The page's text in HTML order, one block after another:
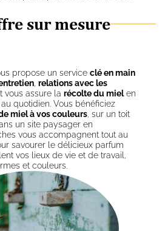
sur mesure
propose un service clé en main
, relations avec les
vous assure la récolte du mielen
quotidien. Vous bénéficiez
miel à vos couleurs, sur un toit
un site paysager en
vous accompagnent tout au
savourer le délicieux parfum
vos lieux de vie et de travail,
et couleurs.